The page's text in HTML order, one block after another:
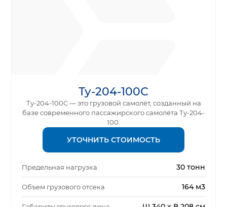
Ту-204-100С
Ту-204-100С — это грузовой самолёт, созданный на
базе современного пассажирского самолёта Ту-204-
100.
УТОЧНИТЬ СТОИМОСТЬ
Предельная нагрузка 30 тонн
Объем грузового отсека 164 м3